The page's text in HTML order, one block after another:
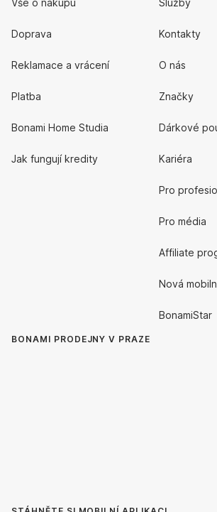
Doprava
Reklamace a vrácení
Platba
Bonami Home Studia
Jak fungují kredity
Kontakty
O nás
Značky
Dárkové
Kariéra
Pro
Pro média
Affiliate
Nová
BonamiStar
BONAMI PRODEJNY V PRAZE